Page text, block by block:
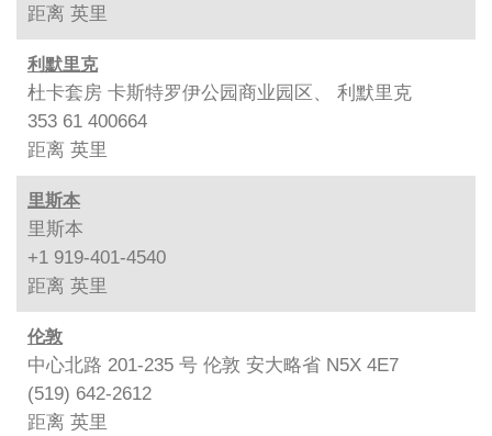
距离 英里
利默里克
杜卡套房 卡斯特罗伊公园商业园区、 利默里克
353 61 400664
距离 英里
里斯本
里斯本
+1 919-401-4540
距离 英里
伦敦
中心北路 201-235 号 伦敦 安大略省 N5X 4E7
(519) 642-2612
距离 英里